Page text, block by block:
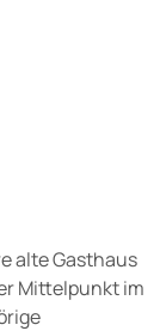
alte Gasthaus
Mittelpunkt im